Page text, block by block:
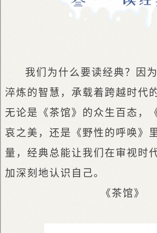
我们为什么要读经典？因
淬炼的智慧，承载着跨越时代
无论是《茶馆》的众生百态，
哀之美，还是《野性的呼唤》
量，经典总能让我们在审视时
加深刻地认识自己。
《茶馆》